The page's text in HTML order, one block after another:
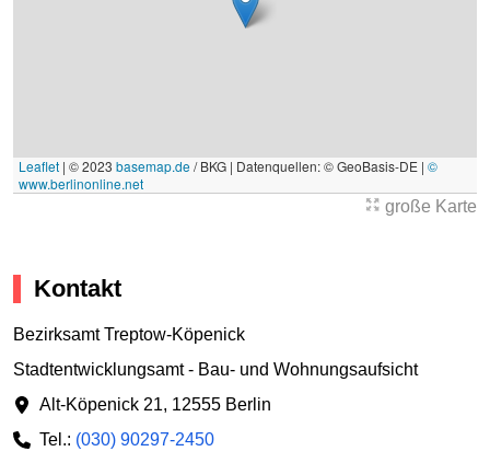
Leaflet | © 2023 basemap.de/ BKG | Datenquellen: © GeoBasis-DE | ©
www.berlinonline.net
große Karte
Kontakt
Bezirksamt Treptow-Köpenick
Stadtentwicklungsamt - Bau- und Wohnungsaufsicht
Alt-Köpenick 21, 12555 Berlin
Tel.: (030) 90297-2450